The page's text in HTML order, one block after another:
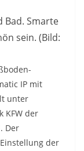
Bad. Smarte
sein. (Bild:
IP mit
unter
KFW der
Der
der